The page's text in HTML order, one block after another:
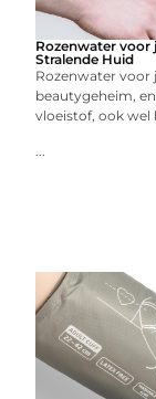
Rozenwater voor
Stralende Huid
Rozenwater voor
beautygeheim,
vloeistof, ook
...